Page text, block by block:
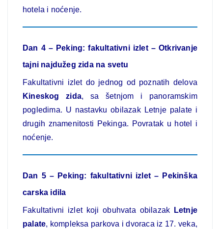
hotela i noćenje.
Dan 4 – Peking: fakultativni izlet – Otkrivanje
tajni najdužeg zida na svetu
Fakultativni izlet do jednog od poznatih delova
Kineskog zida, sa šetnjom i panoramskim
pogledima. U nastavku obilazak Letnje palate i
drugih znamenitosti Pekinga. Povratak u hotel i
noćenje.
Dan 5 – Peking: fakultativni izlet – Pekinška
carska idila
Fakultativni izlet koji obuhvata obilazak
Letnje
palate, kompleksa parkova i dvoraca iz 17. veka,